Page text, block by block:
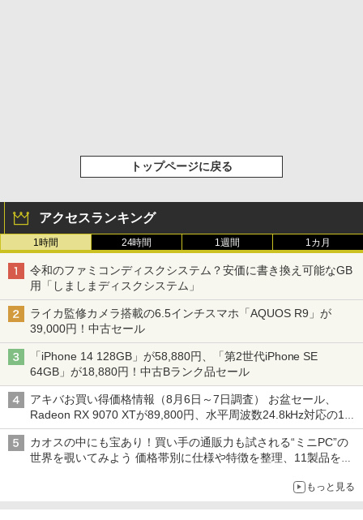
トップページに戻る
アクセスランキング
1時間 24時間 1週間 1カ月
令和のファミコンディスクシステム？安価に書き換え可能なGB
用「しましまディスクシステム」
ライカ監修カメラ搭載の6.5インチスマホ「AQUOS R9」が
39,000円！中古セール
「iPhone 14 128GB」が58,880円、「第2世代iPhone SE
64GB」が18,880円！中古Bランク品セール
アキバお買い得価格情報（8月6日～7日調査） お盆セール、
Radeon RX 9070 XTが89,800円、水平周波数24.8kHz対応の17
型モニターが9,801円、暑さ指数連動セール ほか
カオスの中にも宝あり！買い手の通販力も試される“ミニPC”の
世界を覗いてみよう 価格帯別に仕様や特徴を整理、11製品をピ
もっと見る